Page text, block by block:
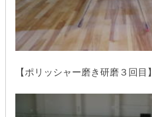
【ポリッシャー磨き研磨３回目】